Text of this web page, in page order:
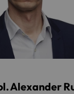
Alexander